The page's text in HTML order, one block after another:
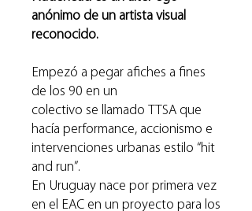
anónimo de un artista visual
reconocido.
Empezó a pegar afiches a fines
de los 90 en un
colectivo se llamado TTSA que
hacía performance, accionismo e
intervenciones urbanas estilo “hit
and run”.
En Uruguay nace por primera vez
en el EAC en un proyecto para los